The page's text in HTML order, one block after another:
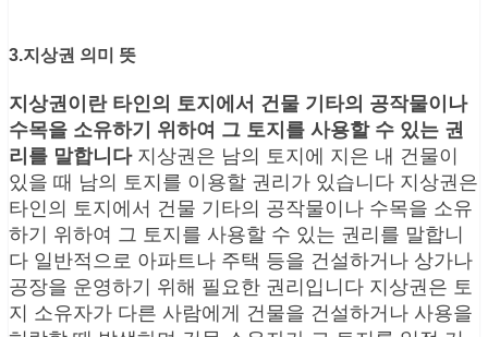
3.지상권 의미 뜻
지상권이란 타인의 토지에서 건물 기타의 공작물이나
수목을 소유하기 위하여 그 토지를 사용할 수 있는 권
리를 말합니다지상권은 남의 토지에 지은 내 건물이
있을 때 남의 토지를 이용할 권리가 있습니다 지상권은
타인의 토지에서 건물 기타의 공작물이나 수목을 소유
하기 위하여 그 토지를 사용할 수 있는 권리를 말합니
다 일반적으로 아파트나 주택 등을 건설하거나 상가나
공장을 운영하기 위해 필요한 권리입니다 지상권은 토
지 소유자가 다른 사람에게 건물을 건설하거나 사용을